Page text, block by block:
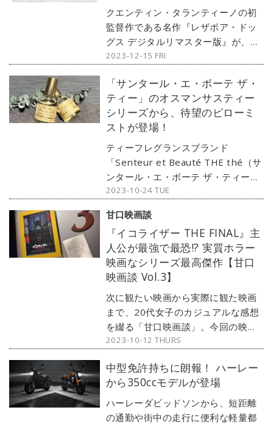
クエンティン・タランティーノの初
監督作である名作『レザボア・ドッ
グス デジタルリマスター版』が、
2024年1月5日（金）より、新宿ピカ
場公開を祝して伝説の冒頭シーンが
解禁された。30年ぶりの劇場公開、
ぜひ足を運んでみてほしい。
2023-12-15 FRI
「サンタール・エ・ボーテ ザ・
ティー」のオスマンサスティー
シリーズから、待望のピローミ
ストが登場！
ティーフレグランスブランド
「Senteur et Beauté THE thé（サ
ンタール・エ・ボーテ ザ・ティー
）」から、オスマンサスティーシリ
いたい“キンモクセイ”が香る人気のシ
リーズから、なんと、新登場のピロ
ーミストも！ 今回は、日頃からピロ
ーミストを愛用している20代女子
yukiがご紹介します。
2023-10-24 TUE
『イコライザー THE FINAL』主
人公が最強で最恐!? 実質ホラー
映画なシリーズ最高傑作【甘口
映画談 Vol.3】
次に観たい映画から実際に観た映画
まで、20代女子のカジュアルな感想
を綴る「甘口映画談」。今回の映画
は『イコライザー THE FINAL』で
大成である今作を、ネタバレなしで
ゆる〜く語ります。
2023-10-12 THURS
甘口映画談
中型免許持ちに朗報！ ハーレー
から350ccモデルが登場
ハーレーダビッドソンから、短距離
の通勤や街中の走行に便利な軽量都